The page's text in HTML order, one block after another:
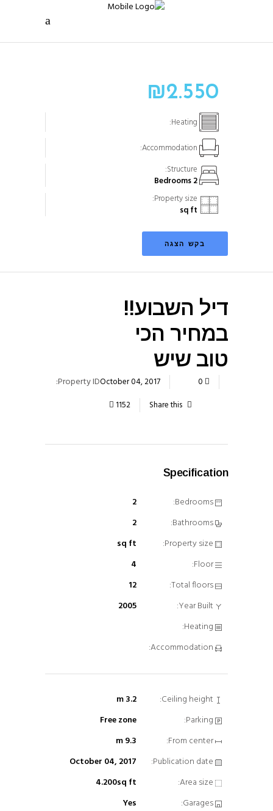
₪2.550
Property size:
sq ft
Structure:
2 Bedrooms
Accommodation:
Heating:
בקש הצגה
דיל השבוע!!
במחיר הכי
טוב שיש
October 04, 2017
0
1152
Share this
Property ID:
Specification
Bedrooms:
2
Bathrooms:
2
Property size:
sq ft
Floor:
4
Total floors:
12
Year Built:
2005
Heating:
Accommodation:
Ceiling height:
3.2 m
Parking:
Free zone
From center:
9.3 m
Publication date:
October 04, 2017
Area size:
4.200sq ft
Garages:
Yes